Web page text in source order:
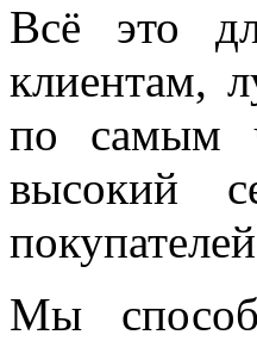
Всё это
клиентам,
по самым
высокий
Мы